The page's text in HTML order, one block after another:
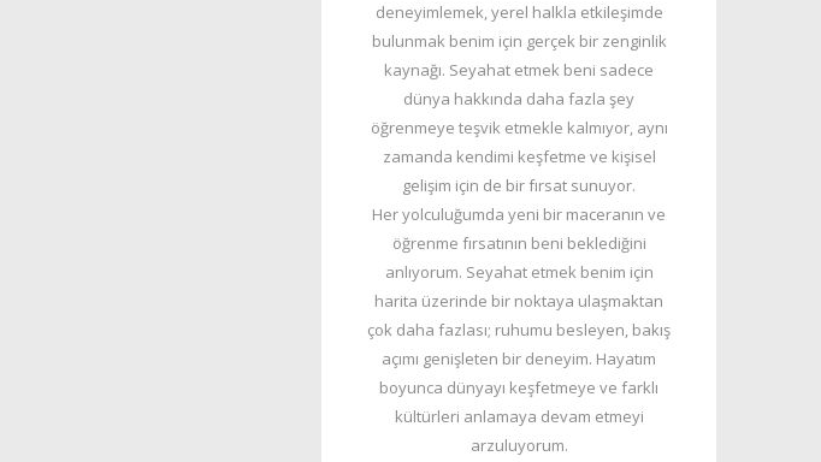
deneyimlemek, yerel halkla etkileşimde
bulunmak benim için gerçek bir zenginlik
kaynağı. Seyahat etmek beni sadece
dünya hakkında daha fazla şey
öğrenmeye teşvik etmekle kalmıyor, aynı
zamanda kendimi keşfetme ve kişisel
gelişim için de bir fırsat sunuyor.
Her yolculuğumda yeni bir maceranın ve
öğrenme fırsatının beni beklediğini
anlıyorum. Seyahat etmek benim için
harita üzerinde bir noktaya ulaşmaktan
çok daha fazlası; ruhumu besleyen, bakış
açımı genişleten bir deneyim. Hayatım
boyunca dünyayı keşfetmeye ve farklı
kültürleri anlamaya devam etmeyi
arzuluyorum.